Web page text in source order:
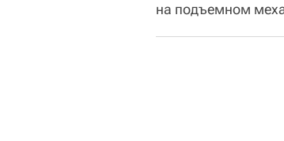
на подъемном